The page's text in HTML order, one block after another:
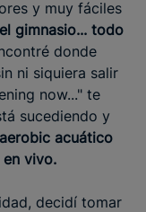
y muy fáciles
gimnasio... todo
donde
ni siquiera salir
now..." te
sucediendo y
acuático
vivo.
decidí tomar